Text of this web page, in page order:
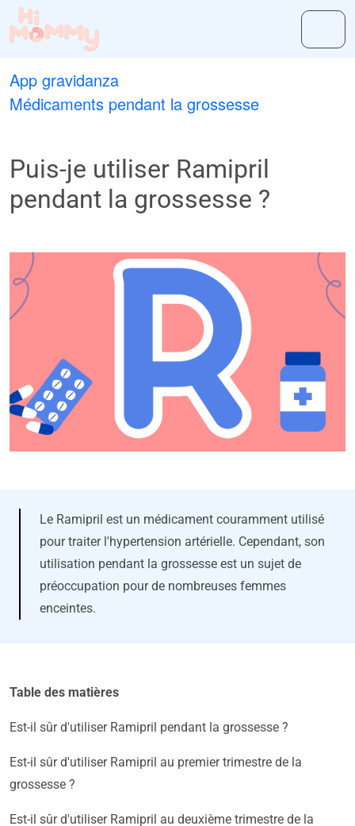
App gravidanza
Médicaments pendant la grossesse
Puis-je utiliser Ramipril
pendant la grossesse ?
Le Ramipril est un médicament couramment utilisé
pour traiter l'hypertension artérielle. Cependant, son
utilisation pendant la grossesse est un sujet de
préoccupation pour de nombreuses femmes
enceintes.
Table des matières
Est-il sûr d'utiliser Ramipril pendant la grossesse ?
Est-il sûr d'utiliser Ramipril au premier trimestre de la
grossesse ?
Est-il sûr d'utiliser Ramipril au deuxième trimestre de la